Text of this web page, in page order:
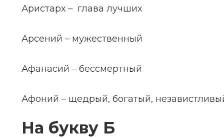
Аристарх – глава лучших
Арсений – мужественный
Афанасий – бессмертный
Афоний – щедрый, богатый,
На букву Б